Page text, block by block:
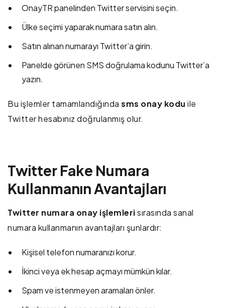
OnayTR panelinden Twitter servisini seçin.
Ülke seçimi yaparak numara satın alın.
Satın alınan numarayı Twitter’a girin.
Panelde görünen SMS doğrulama kodunu Twitter’a
yazın.
Bu işlemler tamamlandığında sms onay kodu ile
Twitter hesabınız doğrulanmış olur.
Twitter Fake Numara
Kullanmanın Avantajları
Twitter numara onay işlemlerisırasında sanal
numara kullanmanın avantajları şunlardır:
Kişisel telefon numaranızı korur.
İkinci veya ek hesap açmayı mümkün kılar.
Spam ve istenmeyen aramaları önler.